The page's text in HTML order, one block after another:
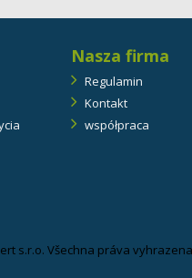
Nasza firma
Regulamin
Kontakt
współpraca
s.r.o. Všechna práva